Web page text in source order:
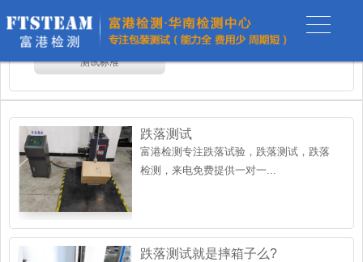
测试项目 行业应用
测试标准
跌落测试
富港检测专注跌落试验，跌落测试，跌落
检测，来电免费提供一对一...
跌落测试就是摔箱子么?